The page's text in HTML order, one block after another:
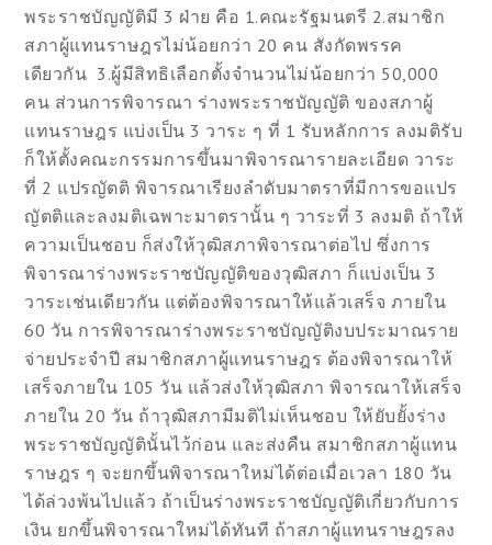
พระราชบัญญัติมี 3 ฝ่าย คือ 1.คณะรัฐมนตรี 2.สมาชิก
สภาผู้แทนราษฎรไม่น้อยกว่า 20 คน สังกัดพรรค
เดียวกัน 3.ผู้มีสิทธิเลือกตั้งจำนวนไม่น้อยกว่า 50,000
คน ส่วนการพิจารณา ร่างพระราชบัญญัติ ของสภาผู้
แทนราษฎร แบ่งเป็น 3 วาระ ๆ ที่ 1 รับหลักการ ลงมติรับ
ก็ให้ตั้งคณะกรรมการขึ้นมาพิจารณารายละเอียด วาระ
ที่ 2 แปรญัตติ พิจารณาเรียงลำดับมาตราที่มีการขอแปร
ญัตติและลงมติเฉพาะมาตรานั้น ๆ วาระที่ 3 ลงมติ ถ้าให้
ความเป็นชอบ ก็ส่งให้วุฒิสภาพิจารณาต่อไป ซึ่งการ
พิจารณาร่างพระราชบัญญัติของวุฒิสภา ก็แบ่งเป็น 3
วาระเช่นเดียวกัน แต่ต้องพิจารณาให้แล้วเสร็จ ภายใน
60 วัน การพิจารณาร่างพระราชบัญญัติงบประมาณราย
จ่ายประจำปี สมาชิกสภาผู้แทนราษฎร ต้องพิจารณาให้
เสร็จภายใน 105 วัน แล้วส่งให้วุฒิสภา พิจารณาให้เสร็จ
ภายใน 20 วัน ถ้าวุฒิสภามีมติไม่เห็นชอบ ให้ยับยั้งร่าง
พระราชบัญญัตินั้นไว้ก่อน และส่งคืน สมาชิกสภาผู้แทน
ราษฎร ๆ จะยกขึ้นพิจารณาใหม่ได้ต่อเมื่อเวลา 180 วัน
ได้ล่วงพ้นไปแล้ว ถ้าเป็นร่างพระราชบัญญัติเกี่ยวกับการ
เงิน ยกขึ้นพิจารณาใหม่ได้ทันที ถ้าสภาผู้แทนราษฎรลง